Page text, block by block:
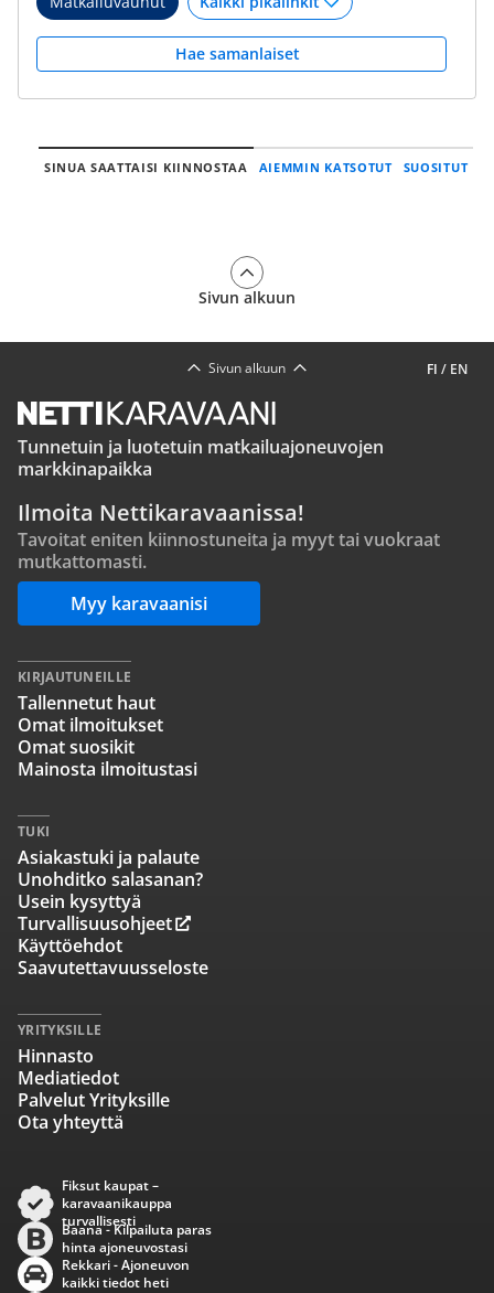
Hae samanlaiset
SINUA SAATTAISI KIINNOSTAA AIEMMIN KATSOTUT SUOSITUT
Sivun alkuun
FI / EN
Sivun alkuun
Tunnetuin ja luotetuin matkailuajoneuvojen
markkinapaikka
Ilmoita Nettikaravaanissa!
Tavoitat eniten kiinnostuneita ja myyt tai vuokraat
mutkattomasti.
Myy karavaanisi
KIRJAUTUNEILLE
Tallennetut haut
Omat ilmoitukset
Omat suosikit
Mainosta ilmoitustasi
TUKI
Asiakastuki ja palaute
Unohditko salasanan?
Usein kysyttyä
Turvallisuusohjeet
Käyttöehdot
Saavutettavuusseloste
YRITYKSILLE
Hinnasto
Mediatiedot
Palvelut Yrityksille
Ota yhteyttä
Fiksut kaupat –
karavaanikauppa
turvallisesti
Baana - Kilpailuta paras
hinta ajoneuvostasi
Rekkari - Ajoneuvon
kaikki tiedot heti